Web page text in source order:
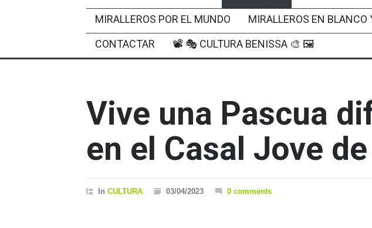
MIRALLEROS POR EL MUNDO
MIRALLEROS EN BLANCO
CONTACTAR
📽 🎭 CULTURA BENISSA 🎨 🖼
Vive una Pascua
en el Casal Jove
In CULTURA 03/04/2023 0 comments